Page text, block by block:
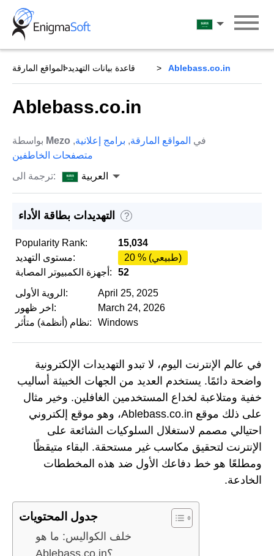
Skip
content
العربية
قاعدة بيانات التهديد المواقع المارقة Ablebass.co.in
Ablebass.co.in
Mezo في المواقع المارقة, برامج إعلانية,
متصفحات الخاطفين
ترجمة الى:
العربية
التهديدات بطاقة الأداء ?
Popularity Rank:
15,034
مستوى التهديد:
20 % (طبيعي)
أجهزة الكمبيوتر المصابة:
52
الروية الأولى:
April 25, 2025
اخر ظهور:
March 24, 2026
نظام (أنظمة) متأثر:
Windows
في عالم الإنترنت اليوم، لا تبدو التهديدات الإلكترونية
واضحة دائمًا. يستخدم العديد من الجهات الخبيثة أساليب
خفية ومتلاعبة لخداع المستخدمين الغافلين. وخير مثال
على ذلك موقع Ablebass.co.in، وهو موقع إلكتروني
احتيالي مصمم لاستغلال السلوكيات الشائعة على
الإنترنت لتحقيق مكاسب غير مستحقة. البقاء متيقظًا
ومطلعًا هو خط دفاعك الأول ضد هذه المخططات
الخادعة.
جدول المحتويات
خلف الكواليس: ما هو